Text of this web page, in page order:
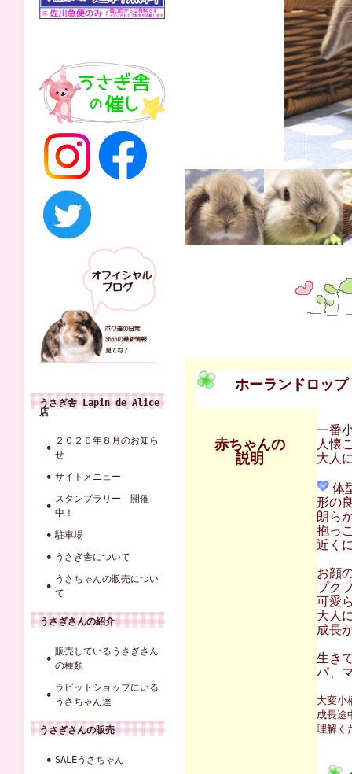
うさぎ舎 Lapin de Alice
店
２０２６年８月のお知ら
せ
サイトメニュー
スタンプラリー 開催
中！
駐車場
うさぎ舎について
うさちゃんの販売につい
て
うさぎさんの紹介
販売しているうさぎさん
の種類
ラビットショップにいる
うさちゃん達
うさぎさんの販売
SALEうさちゃん
ホーランドロップ
赤ちゃんの
説明
一番
人懐
大人
体
形の
朗ら
抱っ
近く
お顔
プク
可愛
大人
成長
生き
パ、
大変小
成長途
理解く